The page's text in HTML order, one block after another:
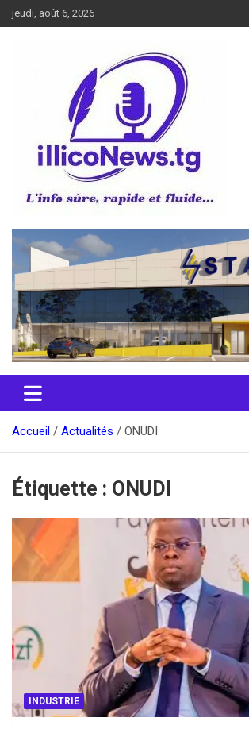
Aller
au
jeudi, août 6, 2026
illiconews
Accueil Actualités ONUDI
Étiquette : ONUDI
INDUSTRIE